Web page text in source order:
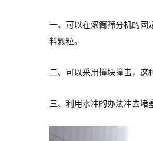
一、可以在滚筒筛分机的固
料颗粒。
二、可以采用撞块撞击，这
三、利用水冲的办法冲去堵